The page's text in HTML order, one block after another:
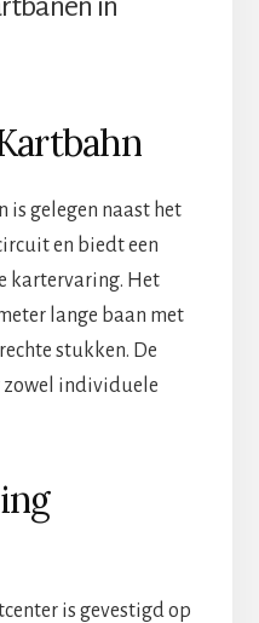
is gelegen naast het
en biedt een
kartervaring. Het
lange baan met
stukken. De
zowel individuele
is gevestigd op